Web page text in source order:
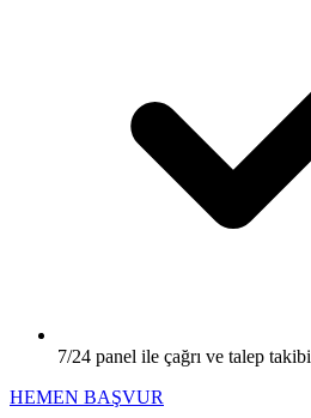
7/24 panel ile çağrı ve talep takibi
HEMEN BAŞVUR